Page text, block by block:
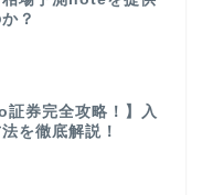
？
証券完全攻略！】入
を徹底解説！